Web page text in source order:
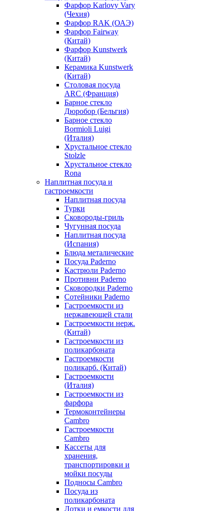
Фарфор Karlovy Vary
(Чехия)
Фарфор RAK (ОАЭ)
Фарфор Fairway
(Китай)
Фарфор Kunstwerk
(Китай)
Керамика Kunstwerk
(Китай)
Столовая посуда
ARC (Франция)
Барное стекло
Дюробор (Бельгия)
Барное стекло
Bormioli Luigi
(Италия)
Хрустальное стекло
Stolzle
Хрустальное стекло
Rona
Наплитная посуда и
гастроемкости
Наплитная посуда
Турки
Сковороды-гриль
Чугунная посуда
Наплитная посуда
(Испания)
Блюда металические
Посуда Paderno
Кастрюли Paderno
Противни Paderno
Сковородки Paderno
Сотейники Paderno
Гастроемкости из
нержавеющей стали
Гастроемкости нерж.
(Китай)
Гастроемкости из
поликарбоната
Гастроемкости
поликарб. (Китай)
Гастроемкости
(Италия)
Гастроемкости из
фарфора
Термоконтейнеры
Cambro
Гастроемкости
Cambro
Кассеты для
хранения,
транспортировки и
мойки посуды
Подносы Cambro
Посуда из
поликарбоната
Лотки и емкости для